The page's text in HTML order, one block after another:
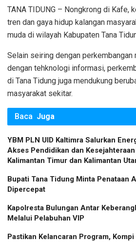
TANA TIDUNG – Nongkrong di Kafe,
tren dan gaya hidup kalangan
muda di wilayah Kabupaten Tana
Selain seiring dengan perkembangan
dengan tehknologi informasi,
di Tana Tidung juga mendukung
masyarakat sekitar.
Baca Juga
YBM PLN UID Kaltimra Salurkan
Akses Pendidikan dan
Kalimantan Timur dan Kalimantan
Bupati Tana Tidung Minta Penataan
Dipercepat
Kapolresta Bulungan Antar
Melalui Pelabuhan VIP
Pastikan Kelancaran Program,